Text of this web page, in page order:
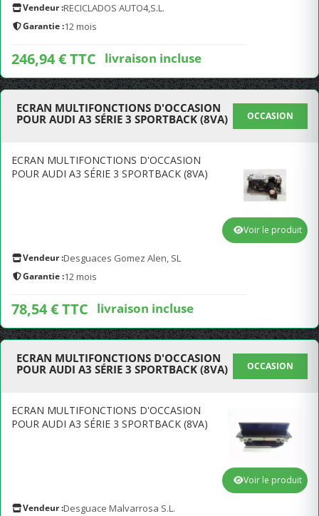
Vendeur :RECICLADOS AUTO4,S.L.
Garantie :12 mois
246,94 € TTC livraison incluse
ECRAN MULTIFONCTIONS D'OCCASION
POUR AUDI A3 SÉRIE 3 SPORTBACK (8VA)
OCCASION
ECRAN MULTIFONCTIONS D'OCCASION
POUR AUDI A3 SÉRIE 3 SPORTBACK (8VA)
Vendeur :Desguaces Gomez Alen, SL
Garantie :12 mois
78,54 € TTC livraison incluse
Voir le produit
ECRAN MULTIFONCTIONS D'OCCASION
POUR AUDI A3 SÉRIE 3 SPORTBACK (8VA)
OCCASION
ECRAN MULTIFONCTIONS D'OCCASION
POUR AUDI A3 SÉRIE 3 SPORTBACK (8VA)
Vendeur :Desguace Malvarrosa S.L.
Voir le produit